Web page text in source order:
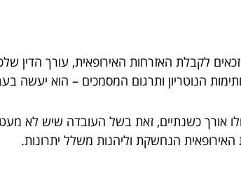
לקבלת האזרחות האירופאית, עורך הדין
הנוטריון ותרגום המסמכים – הוא יעשה
אורך כשנתיים, זאת בשל העובדה שיש לא
הנחשקת וליהנות משלל יתרונות.